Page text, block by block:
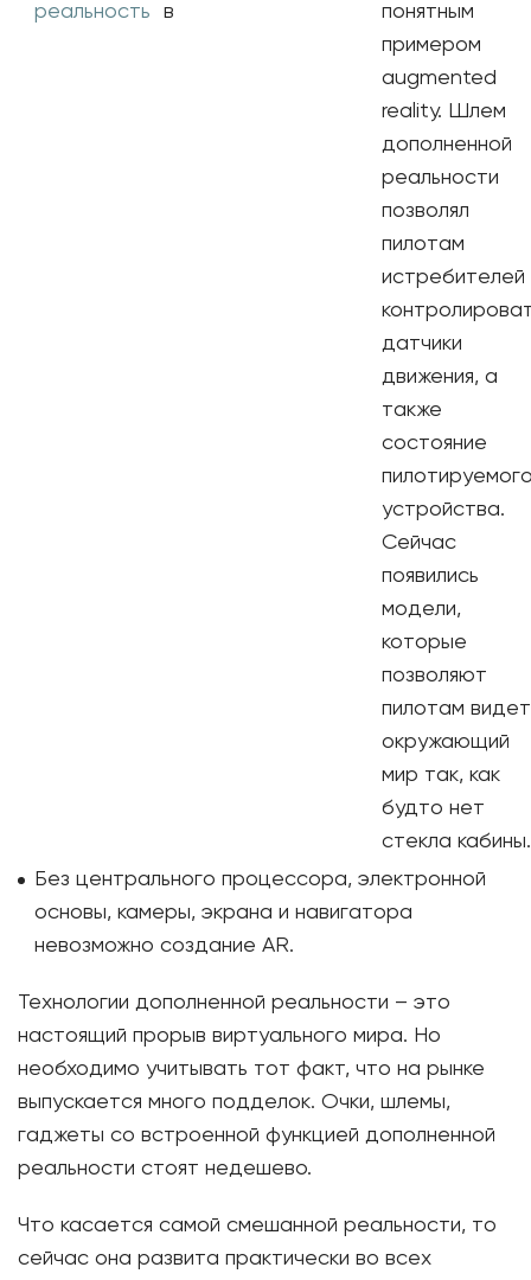
реальность
в
понятным
примером
augmented
reality. Шлем
дополненной
реальности
позволял
пилотам
истребителей
датчики
движения, а
также
состояние
устройства.
Сейчас
появились
модели,
которые
позволяют
пилотам
окружающий
мир так, как
будто нет
стекла кабины.
Без центрального процессора, электронной
основы, камеры, экрана и навигатора
невозможно создание AR.
Технологии дополненной реальности – это
настоящий прорыв виртуального мира. Но
необходимо учитывать тот факт, что на рынке
выпускается много подделок. Очки, шлемы,
гаджеты со встроенной функцией дополненной
реальности стоят недешево.
Что касается самой смешанной реальности, то
сейчас она развита практически во всех